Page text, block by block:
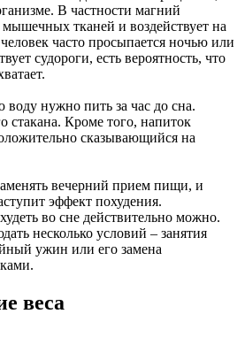
В частности магний
тканей и воздействует на
часто просыпается ночью или
судороги, есть вероятность, что
нужно пить за час до сна.
стакана. Кроме того, напиток
сказывающийся на
вечерний прием пищи, и
эффект похудения.
во сне действительно можно.
несколько условий – занятия
ужин или его замена
веса